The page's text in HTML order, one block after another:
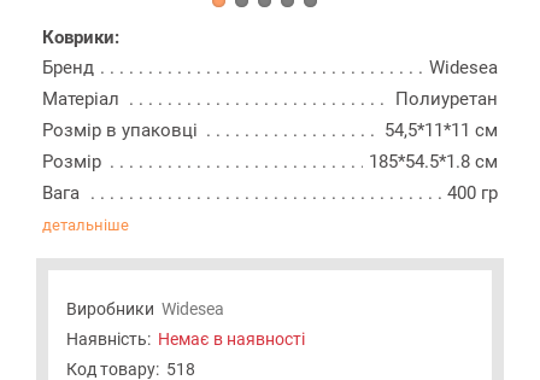
Коврики:
Бренд
Widesea
Матеріал
Полиуретан
Розмір в упаковці
54,5*11*11 см
Розмір
185*54.5*1.8 см
Вага
400 гр
детальніше
Виробники Widesea
Наявність: Немає в наявності
Код товару: 518